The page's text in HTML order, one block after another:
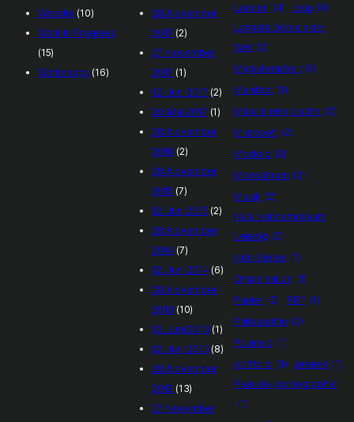
Website (10)
Work In Progress
(15)
Workshops (16)
28. November
2017 (2)
27. November
2017 (1)
12. Juni 2017 (2)
20. Mai 2017 (1)
28. November
2016 (2)
28. November
2015 (7)
12. Juni 2015 (2)
28. November
2014 (7)
12. Juni 2014(6)
28. November
2013 (10)
13. Juni 2013 (1)
12. Juni 2013 (8)
28. November
2012 (13)
27. November
London (4) loop (1)
Längste Domain der
Welt (2)
Magisterarbeit (1)
Manifest (1)
Maschinensprache (2)
Microsoft (2)
Mockup (2)
Monochrom (2)
Musik (2)
Naturkundemuseum
Leipzig (2)
Non-Sense (1)
Organisation (1)
Papier (2) PDF (1)
Philosophie (2)
Polaroid (1)
portfolio (1) projekt (1)
Pseudo-pornographic
(1)